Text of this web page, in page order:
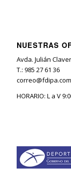
NUESTRAS
Avda. Julián
T.: 985 27 61 36
correo@fdipa.com
HORARIO: L a V